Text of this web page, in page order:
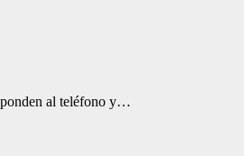
al teléfono y…